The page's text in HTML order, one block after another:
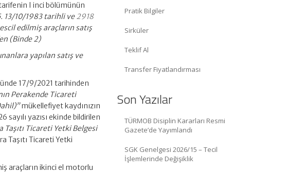
tarifenin I inci bölümünün
13/10/1983 tarihli ve2918
edilmiş araçların satış
(Binde 2)
yapılan satış ve
17/9/2021 tarihinden
Perakende Ticareti
mükellefiyet kaydınızın
yazısı ekinde bildirilen
Taşıtı Ticareti Yetki Belgesi
Taşıtı Ticareti Yetki
araçların ikinci el motorlu
Pratik Bilgiler
Sirküler
Teklif Al
Transfer Fiyatlandırması
Son Yazılar
TÜRMOB Disiplin Kararları Resmi
Gazete’de Yayımlandı
SGK Genelgesi 2026/15 – Tecil
İşlemlerinde Değişiklik